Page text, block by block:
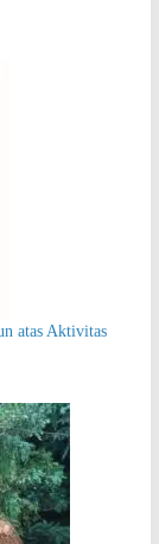
atas Aktivitas